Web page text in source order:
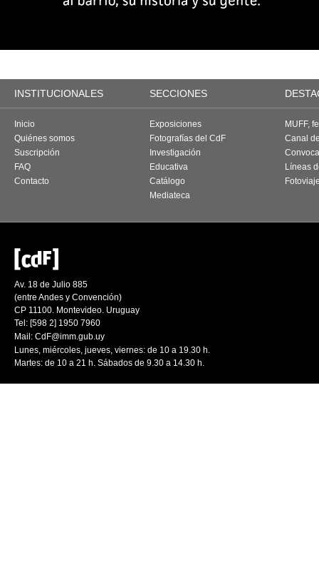
INSTITUCIONALES SECCIONES
Inicio
Quiénes somos
Suscripción
FAQ
Contacto
Exposiciones
Fotografías del CdF
Investigación
Educativa
Catálogo
Mediateca
MUFF,
Canal
Líneas
Av. 18 de Julio 885
(entre Andes y Convención)
CP 11100. Montevideo. Uruguay
Tel: [598 2] 1950 7960
Mail: CdF@imm.gub.uy
Lunes, miércoles, jueves, viernes: de 10 a 19.30 h.
Martes: de 10 a 21 h. Sábados de 9.30 a 14.30 h.